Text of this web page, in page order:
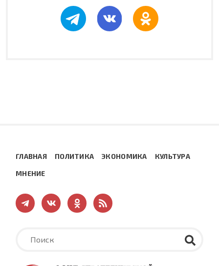
ГЛАВНАЯ ПОЛИТИКА ЭКОНОМИКА КУЛЬТУРА
МНЕНИЕ